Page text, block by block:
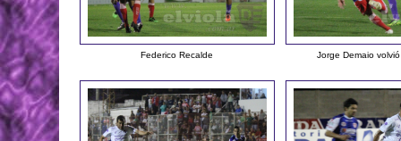
Federico Recalde Jorge Demaio